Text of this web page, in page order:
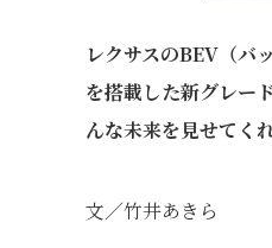
レクサスのBEV（バ
を搭載した新グレー
んな未来を見せてく
文／竹井あきら